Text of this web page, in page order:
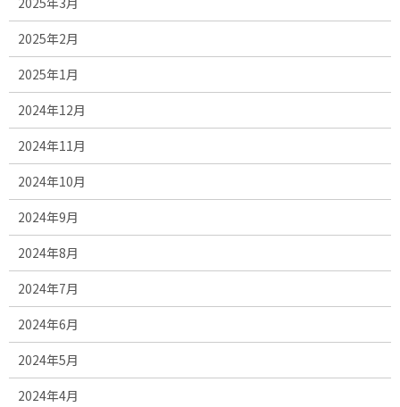
2025年2月
2025年1月
2024年12月
2024年11月
2024年10月
2024年9月
2024年8月
2024年7月
2024年6月
2024年5月
2024年4月